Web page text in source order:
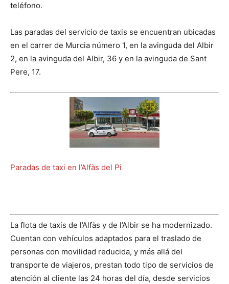
teléfono.
Las paradas del servicio de taxis se encuentran ubicadas
en el carrer de Murcia número 1, en la avinguda del Albir
2, en la avinguda del Albir, 36 y en la avinguda de Sant
Pere, 17.
Paradas de taxi en l’Alfàs del Pi
La flota de taxis de l’Alfàs y de l’Albir se ha modernizado.
Cuentan con vehículos adaptados para el traslado de
personas con movilidad reducida, y más allá del
transporte de viajeros, prestan todo tipo de servicios de
atención al cliente las 24 horas del día, desde servicios